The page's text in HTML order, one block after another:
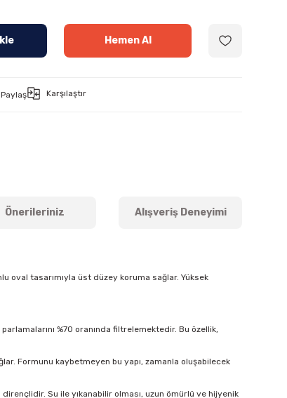
Hemen Al
Paylaş Karşılaştır
Önerileriniz Alışveriş Deneyimi
tasarımıyla üst düzey koruma sağlar. Yüksek
%70 oranında filtrelemektedir. Bu özellik,
Formunu kaybetmeyen bu yapı, zamanla oluşabilecek
dirençlidir. Su ile yıkanabilir olması, uzun ömürlü ve hijyenik